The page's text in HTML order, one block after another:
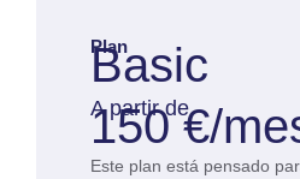
Plan
Basic
A partir de
150 €/
Este plan está pensado